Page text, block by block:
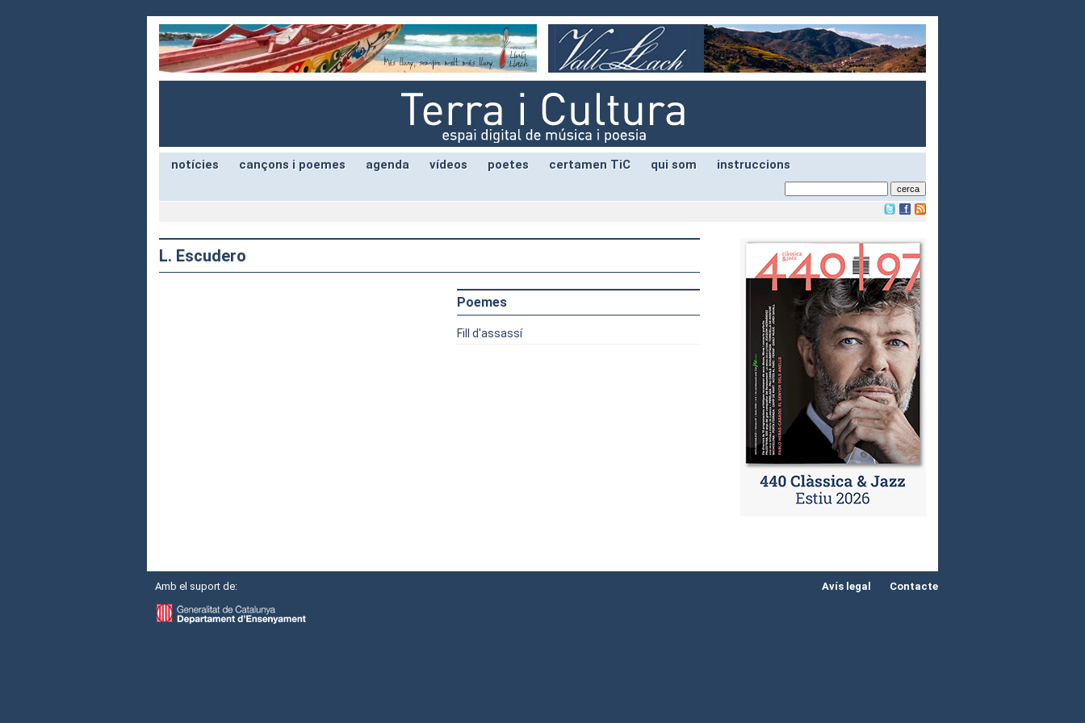
notícies cançons i poemes agenda vídeos poetes certamen TiC qui som instruccions
L. Escudero
Poemes
Fill d'assassí
Amb el suport de: Avís legal Contacte